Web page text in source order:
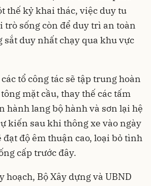
thế kỷ khai thác, việc duy tu
trò sống còn để duy trì an toàn
sắt duy nhất chạy qua khu vực
tổ công tác sẽ tập trung hoàn
mặt cầu, thay thế các tấm
hành lang bộ hành và sơn lại hệ
kiến sau khi thông xe vào ngày
đạt độ êm thuận cao, loại bỏ tình
cấp trước đây.
hoạch, Bộ Xây dựng và UBND